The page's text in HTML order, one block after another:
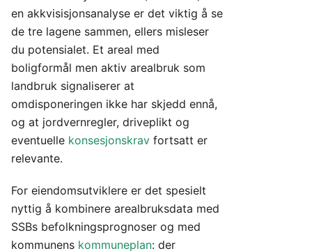
en akkvisisjonsanalyse er det viktig å se
de tre lagene sammen, ellers misleser
du potensialet. Et areal med
boligformål men aktiv arealbruk som
landbruk signaliserer at
omdisponeringen ikke har skjedd ennå,
og at jordvernregler, driveplikt og
eventuelle konsesjonskrav fortsatt er
relevante.
For eiendomsutviklere er det spesielt
nyttig å kombinere arealbruksdata med
SSBs befolkningsprognoser og med
kommunens kommuneplan: der